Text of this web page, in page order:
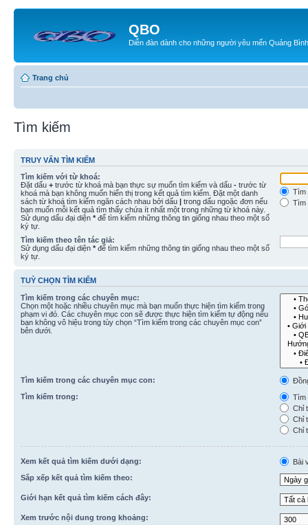
QBO
Diễn đàn dành cho những người yêu mến Quảng Bình
Trang chủ
Tìm kiếm
TRUY VẤN TÌM KIẾM
Tìm kiếm với từ khoá:
Đặt dấu + trước từ khoá mà bạn thực sự muốn tìm kiếm và dấu - trước từ
khoá mà bạn không muốn hiển thị trong kết quả tìm kiếm. Đặt một danh
sách từ khoá tìm kiếm ngăn cách nhau bởi dấu | trong dấu ngoặc đơn nếu
bạn muốn mỗi kết quả tìm thấy chứa ít nhất một trong những từ khoá này.
Sử dụng dấu đại diện * để tìm kiếm những thông tin giống nhau theo một số
ký tự.
Tìm
Tìm
Tìm kiếm theo tên tác giả:
Sử dụng dấu đại diện * để tìm kiếm những thông tin giống nhau theo một số
ký tự.
TUỲ CHỌN TÌM KIẾM
Tìm kiếm trong các chuyên mục:
Chọn một hoặc nhiều chuyên mục mà bạn muốn thực hiện tìm kiếm trong
phạm vi đó. Các chuyên mục con sẽ được thực hiện tìm kiếm tự động nếu
bạn không vô hiệu trong tùy chọn “Tìm kiếm trong các chuyên mục con”
bên dưới.
Tìm kiếm trong các chuyên mục con:
Tìm kiếm trong:
Tìm
Chỉ
Chỉ
Chỉ
Xem kết quả tìm kiếm dưới dạng:
Bài
Sắp xếp kết quả tìm kiếm theo:
Giới hạn kết quả tìm kiếm cách đây:
Xem trước nội dung trong khoảng: